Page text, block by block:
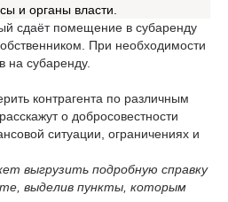
и органы власти.
сдаёт помещение в субаренду
При необходимости
на субаренду.
контрагента по различным
о добросовестности
ситуации, ограничениях и
выгрузить подробную справку
выделив пункты, которым